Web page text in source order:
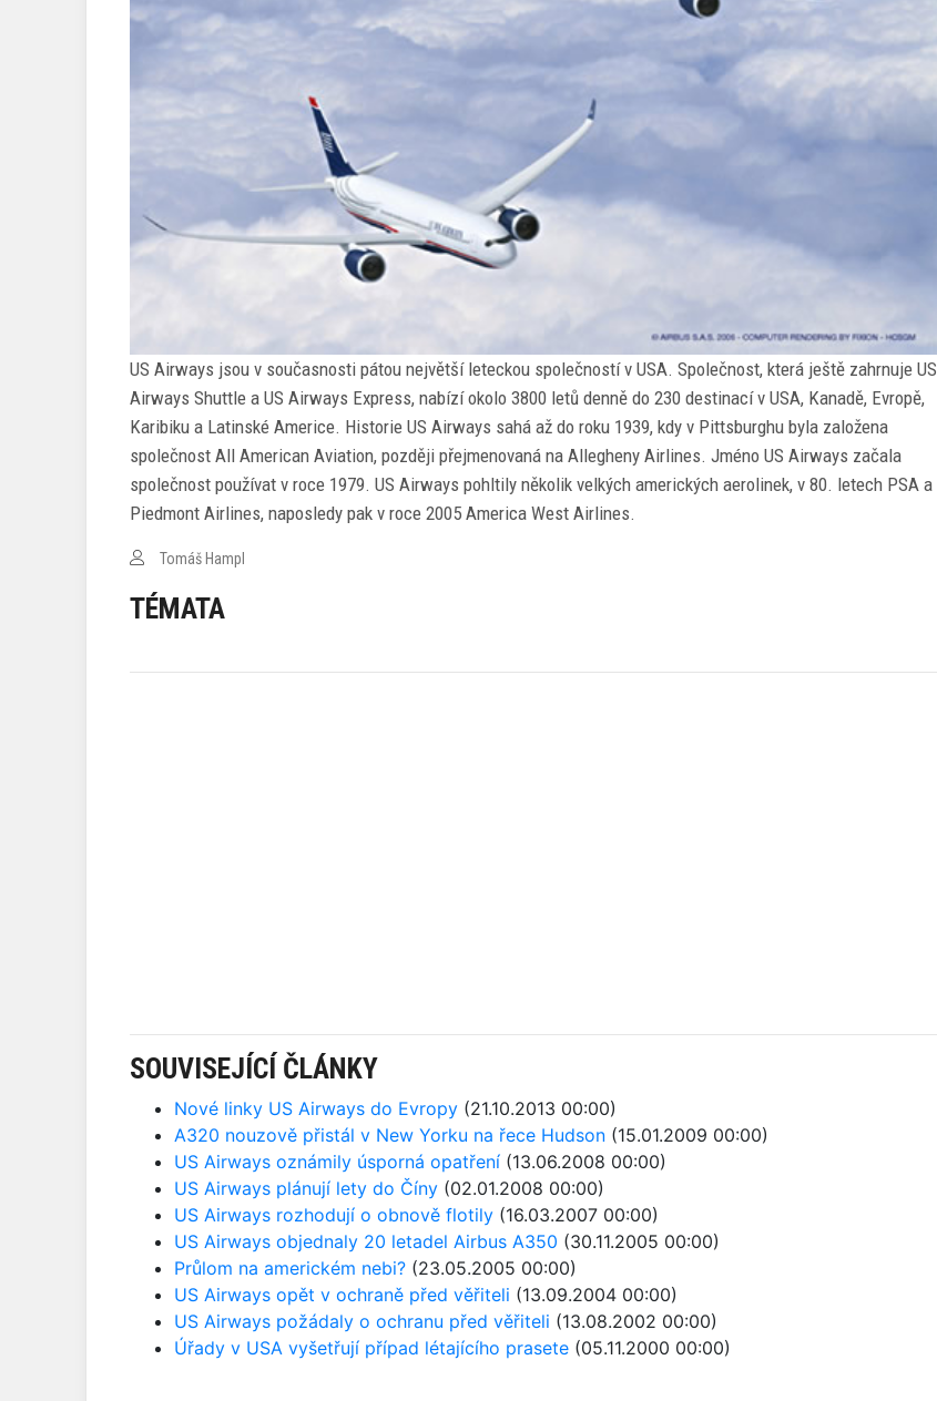
US Airways jsou v současnosti pátou největší leteckou společností v USA. Společnost, která ještě zahrnuje US
Airways Shuttle a US Airways Express, nabízí okolo 3800 letů denně do 230 destinací v USA, Kanadě, Evropě,
Karibiku a Latinské Americe. Historie US Airways sahá až do roku 1939, kdy v Pittsburghu byla založena
společnost All American Aviation, později přejmenovaná na Allegheny Airlines. Jméno US Airways začala
společnost používat v roce 1979. US Airways pohltily několik velkých amerických aerolinek, v 80. letech PSA a
Piedmont Airlines, naposledy pak v roce 2005 America West Airlines.
Tomáš Hampl
TÉMATA
SOUVISEJÍCÍ ČLÁNKY
Nové linky US Airways do Evropy (21.10.2013 00:00)
A320 nouzově přistál v New Yorku na řece Hudson (15.01.2009 00:00)
US Airways oznámily úsporná opatření (13.06.2008 00:00)
US Airways plánují lety do Číny (02.01.2008 00:00)
US Airways rozhodují o obnově flotily (16.03.2007 00:00)
US Airways objednaly 20 letadel Airbus A350 (30.11.2005 00:00)
Průlom na americkém nebi? (23.05.2005 00:00)
US Airways opět v ochraně před věřiteli (13.09.2004 00:00)
US Airways požádaly o ochranu před věřiteli (13.08.2002 00:00)
Úřady v USA vyšetřují případ létajícího prasete (05.11.2000 00:00)